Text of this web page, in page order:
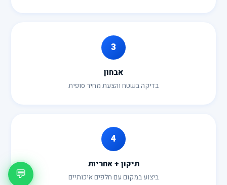
3
אבחון
בדיקה בשטח והצעת מחיר סופית
4
תיקון + אחריות
ביצוע במקום עם חלפים איכותיים 💬